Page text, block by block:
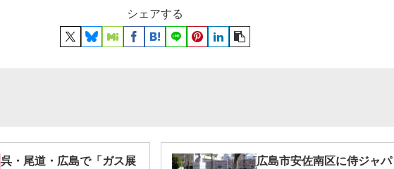
シェアする
呉・尾道・広島で「ガス展
広島市安佐南区に侍ジャパ